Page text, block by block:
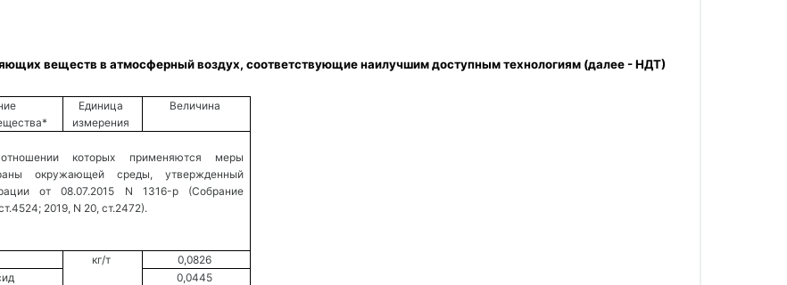
веществ в атмосферный воздух, соответствующие наилучшим доступным технологиям (далее - НДТ)
Единица
измерения
Величина
которых применяются меры
окружающей среды, утвержденный
от 08.07.2015 N 1316-р (Собрание
2019, N 20, ст.2472).
кг/т
0,0826
0,0445